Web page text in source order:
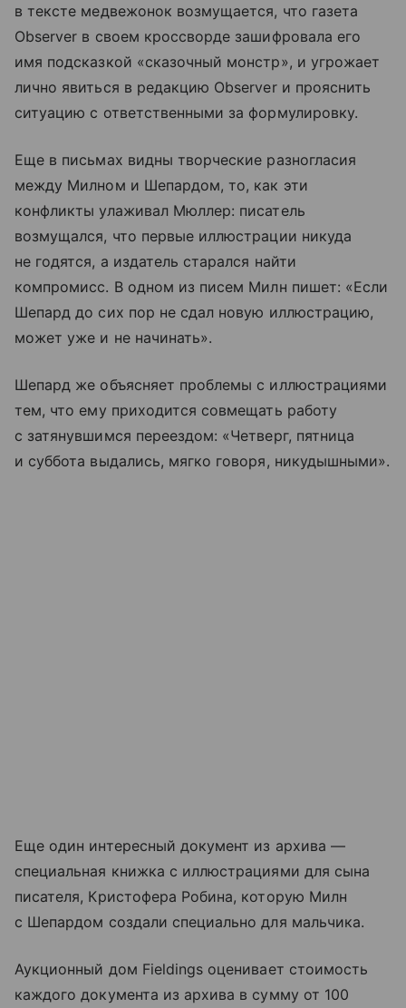
в тексте медвежонок возмущается, что газета
Observer в своем кроссворде зашифровала его
имя подсказкой «сказочный монстр», и угрожает
лично явиться в редакцию Observer и прояснить
ситуацию с ответственными за формулировку.
Еще в письмах видны творческие разногласия
между Милном и Шепардом, то, как эти
конфликты улаживал Мюллер: писатель
возмущался, что первые иллюстрации никуда
не годятся, а издатель старался найти
компромисс. В одном из писем Милн пишет: «Если
Шепард до сих пор не сдал новую иллюстрацию,
может уже и не начинать».
Шепард же объясняет проблемы с иллюстрациями
тем, что ему приходится совмещать работу
с затянувшимся переездом: «Четверг, пятница
и суббота выдались, мягко говоря, никудышными».
Еще один интересный документ из архива —
специальная книжка с иллюстрациями для сына
писателя, Кристофера Робина, которую Милн
с Шепардом создали специально для мальчика.
Аукционный дом Fieldings оценивает стоимость
каждого документа из архива в сумму от 100